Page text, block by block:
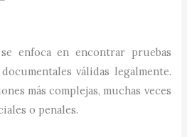
enfoca en encontrar pruebas
válidas legalmente.
más complejas, muchas veces
o penales.